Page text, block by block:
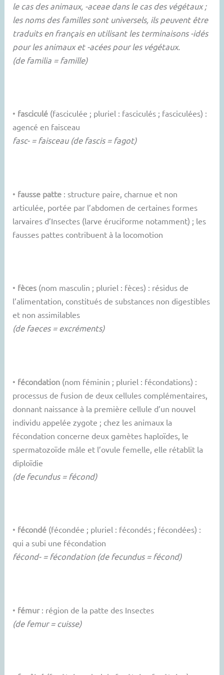
le cas des animaux, -aceae dans le cas des végétaux ;
les noms des familles sont universels, ils peuvent être
traduits en français en utilisant les terminaisons -idés
pour les animaux et -acées pour les végétaux.
(de familia = famille)
• fasciculé (fasciculée ; pluriel : fasciculés ; fasciculées) :
agencé en faisceau
fasc- = faisceau (de fascis = fagot)
• fausse patte : structure paire, charnue et non
articulée, portée par l’abdomen de certaines formes
larvaires d’Insectes (larve éruciforme notamment) ; les
fausses pattes contribuent à la locomotion
• fèces (nom masculin ; pluriel : fèces) : résidus de
l’alimentation, constitués de substances non digestibles
et non assimilables
(de faeces = excréments)
• fécondation (nom féminin ; pluriel : fécondations) :
processus de fusion de deux cellules complémentaires,
donnant naissance à la première cellule d’un nouvel
individu appelée zygote ; chez les animaux la
fécondation concerne deux gamètes haploïdes, le
spermatozoïde mâle et l’ovule femelle, elle rétablit la
diploïdie
(de fecundus = fécond)
• fécondé (fécondée ; pluriel : fécondés ; fécondées) :
qui a subi une fécondation
fécond- = fécondation (de fecundus = fécond)
• fémur: région de la patte des Insectes
(de femur = cuisse)